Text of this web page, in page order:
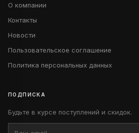
О компании
Контакты
Новости
Пользовательское соглашение
Политика персональных данных
ПОДПИСКА
Будьте в курсе поступлений и скидок.